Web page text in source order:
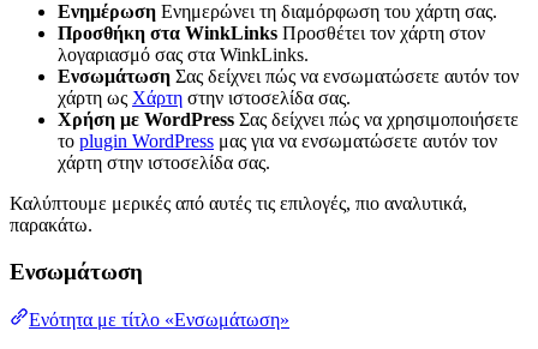
Ενημέρωση Ενημερώνει τη διαμόρφωση του χάρτη σας.
Προσθήκη στα WinkLinks Προσθέτει τον χάρτη στον
λογαριασμό σας στα WinkLinks.
Ενσωμάτωση Σας δείχνει πώς να ενσωματώσετε αυτόν τον
χάρτη ως Χάρτη στην ιστοσελίδα σας.
Χρήση με WordPress Σας δείχνει πώς να χρησιμοποιήσετε
το plugin WordPress μας για να ενσωματώσετε αυτόν τον
χάρτη στην ιστοσελίδα σας.
Καλύπτουμε μερικές από αυτές τις επιλογές, πιο αναλυτικά,
παρακάτω.
Ενσωμάτωση
Ενότητα με τίτλο «Ενσωμάτωση»